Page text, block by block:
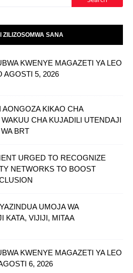
ZILIZOSOMWA SANA
KWENYE MAGAZETI YA LEO
AGOSTI 5, 2026
AONGOZA KIKAO CHA
CHA KUJADILI UTENDAJI
BRT
URGED TO RECOGNIZE
NETWORKS TO BOOST
UMOJA WA
KATA, VIJIJI, MITAA
KWENYE MAGAZETI YA LEO
6, 2026